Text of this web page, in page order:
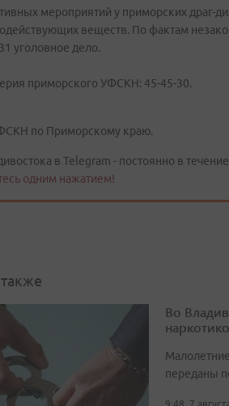
мероприятий у приморских драг-
веществ. По фактам
уголовное дело.
приморского УФСКН: 45-45-30.
по Приморскому краю.
в Telegram - постоянно в
одним нажатием!
Во
переданы